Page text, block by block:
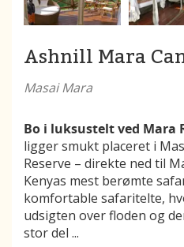
Ashnill Mara
Masai Mara
Bo i luksustelt ved Mara
ligger smukt placeret i
Reserve – direkte ned til
Kenyas mest berømte
komfortable safaritelte,
udsigten over floden og
stor del ...